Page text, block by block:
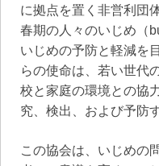
に拠点を置く非営利団
春期の人々のいじめ（
いじめの予防と軽減を
らの使命は、若い世代
校と家庭の環境との協
究、検出、および予防
この協会は、いじめの